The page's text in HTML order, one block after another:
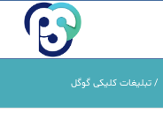
/ تبلیغات کلیکی گوگل